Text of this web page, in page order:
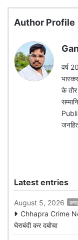
Author Profile
वर्ष
के
Latest entries
August 5, 2026
Chhapra Crime
घेराबंदी कर दबोचा